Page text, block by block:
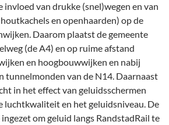
invloed van drukke (snel)wegen en van
en openhaarden) op de
Daarom plaatst de gemeente
(de A4) en op ruime afstand
en hoogbouwwijken en nabij
tunnelmonden van de N14. Daarnaast
in het effect van geluidsschermen
luchtkwaliteit en het geluidsniveau. De
om geluid langs RandstadRail te